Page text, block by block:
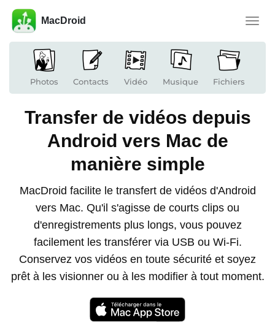
Toggle
MacDroid
Photos Contacts Vidéo Musique Fichiers
Transfer de vidéos depuis
Android vers Mac de
manière simple
MacDroid facilite le transfert de vidéos d'Android
vers Mac. Qu'il s'agisse de courts clips ou
d'enregistrements plus longs, vous pouvez
facilement les transférer via USB ou Wi-Fi.
Conservez vos vidéos en toute sécurité et soyez
prêt à les visionner ou à les modifier à tout moment.